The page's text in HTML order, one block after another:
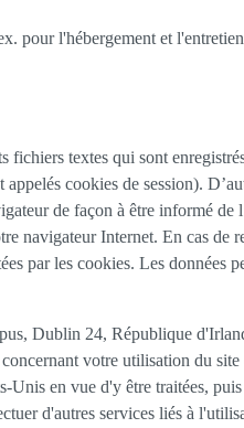
pour l'hébergement et
textes qui sont
cookies de session).
de façon à être informé de
navigateur Internet. En cas de
par les cookies. Les données
Dublin 24, République
votre utilisation du
en vue d'y être traitées,
d'autres services liés à